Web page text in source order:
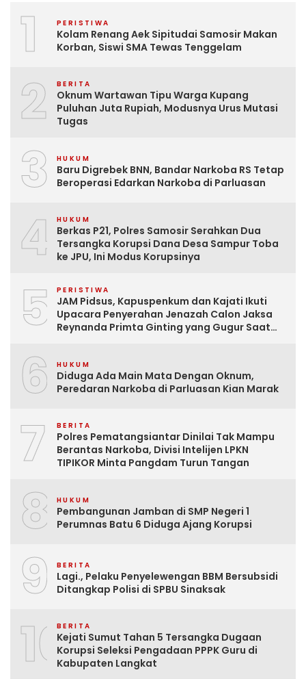
1 PERISTIWA
Kolam Renang Aek Sipitudai Samosir Makan
Korban, Siswi SMA Tewas Tenggelam
2 BERITA
Oknum Wartawan Tipu Warga Kupang
Puluhan Juta Rupiah, Modusnya Urus Mutasi
Tugas
3 HUKUM
Baru Digrebek BNN, Bandar Narkoba RS Tetap
Beroperasi Edarkan Narkoba di Parluasan
4 HUKUM
Berkas P21, Polres Samosir Serahkan Dua
Tersangka Korupsi Dana Desa Sampur Toba
ke JPU, Ini Modus Korupsinya
5 PERISTIWA
JAM Pidsus, Kapuspenkum dan Kajati Ikuti
Upacara Penyerahan Jenazah Calon Jaksa
Reynanda Primta Ginting yang Gugur Saat
6 HUKUM
Diduga Ada Main Mata Dengan Oknum,
Peredaran Narkoba di Parluasan Kian Marak
7 BERITA
Polres Pematangsiantar Dinilai Tak Mampu
Berantas Narkoba, Divisi Intelijen LPKN
TIPIKOR Minta Pangdam Turun Tangan
8 HUKUM
Pembangunan Jamban di SMP Negeri 1
Perumnas Batu 6 Diduga Ajang Korupsi
9 BERITA
Lagi., Pelaku Penyelewengan BBM Bersubsidi
Ditangkap Polisi di SPBU Sinaksak
10BERITA
Kejati Sumut Tahan 5 Tersangka Dugaan
Korupsi Seleksi Pengadaan PPPK Guru di
Kabupaten Langkat